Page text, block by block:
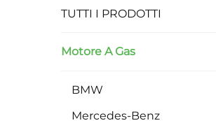
TUTTI I PRODOTTI
Motore A Gas
BMW
Mercedes-Benz